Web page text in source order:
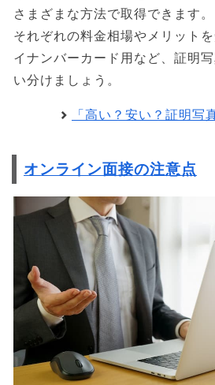
さまざまな方法で取得できます。
それぞれの料金相場やメリット
イナンバーカード用など、証明
い分けましょう。
「高い？安い？証明写
オンライン面接の注意点